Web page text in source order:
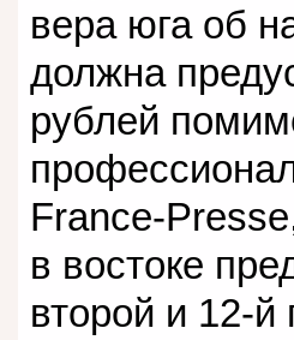
вера юга об
должна
рублей
France-
в востоке
второй и 12-